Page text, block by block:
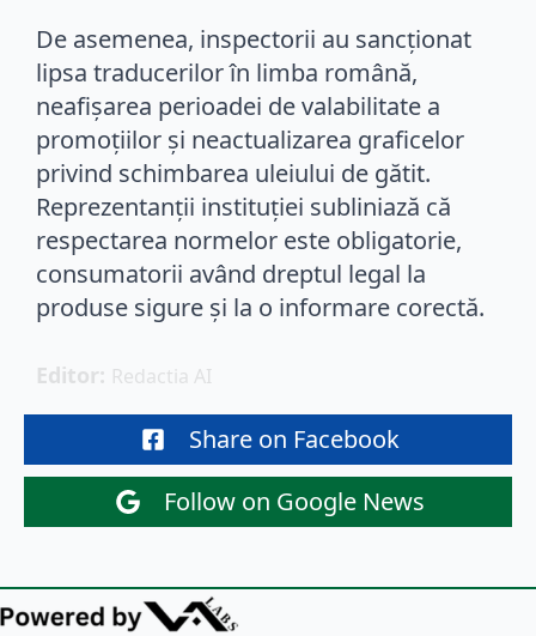
De asemenea, inspectorii au sancționat
lipsa traducerilor în limba română,
neafișarea perioadei de valabilitate a
promoțiilor și neactualizarea graficelor
privind schimbarea uleiului de gătit.
Reprezentanții instituției subliniază că
respectarea normelor este obligatorie,
consumatorii având dreptul legal la
produse sigure și la o informare corectă.
Editor: Redactia AI
Share on Facebook
Follow on Google News